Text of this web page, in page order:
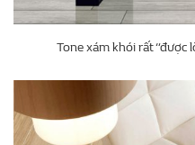
Tone xám khói rất “được